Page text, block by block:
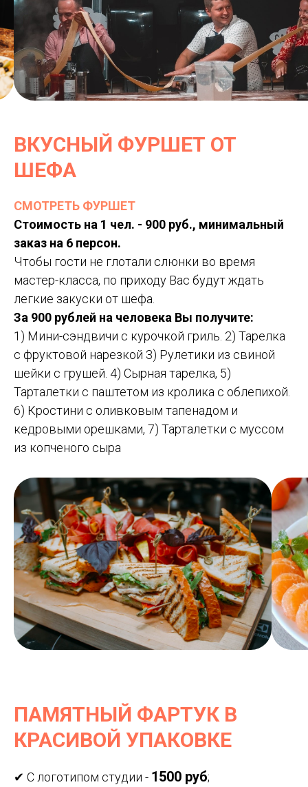
ВКУСНЫЙ ФУРШЕТ ОТ
ШЕФА
СМОТРЕТЬ ФУРШЕТ
Стоимость на 1 чел. - 900 руб., минимальный
заказ на 6 персон.
Чтобы гости не глотали слюнки во время
мастер-класса, по приходу Вас будут ждать
легкие закуски от шефа.
За 900 рублей на человека Вы получите:
1) Мини-сэндвичи с курочкой гриль. 2) Тарелка
с фруктовой нарезкой 3) Рулетики из свиной
шейки с грушей. 4) Сырная тарелка, 5)
Тарталетки с паштетом из кролика с облепихой.
6) Кростини с оливковым тапенадом и
кедровыми орешками, 7) Тарталетки с муссом
из копченого сыра
ПАМЯТНЫЙ ФАРТУК В
КРАСИВОЙ УПАКОВКЕ
✔ С логотипом студии - 1500 руб;